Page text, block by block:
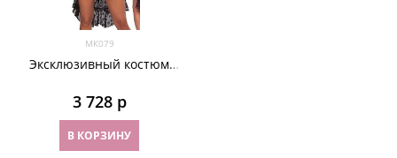
МК079
Эксклюзивный костюм
3 728 р
В КОРЗИНУ